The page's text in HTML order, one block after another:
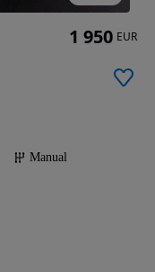
Manual
1 950 EUR